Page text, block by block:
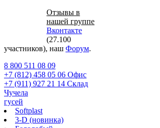
Отзывы в
нашей группе
Вконтакте
(27.100
участников), наш Форум.
8 800 511 08 09
+7 (812) 458 05 06 Офис
+7 (911) 927 21 14 Склад
Чучела
гусей
Softplast
3-D (новинка)